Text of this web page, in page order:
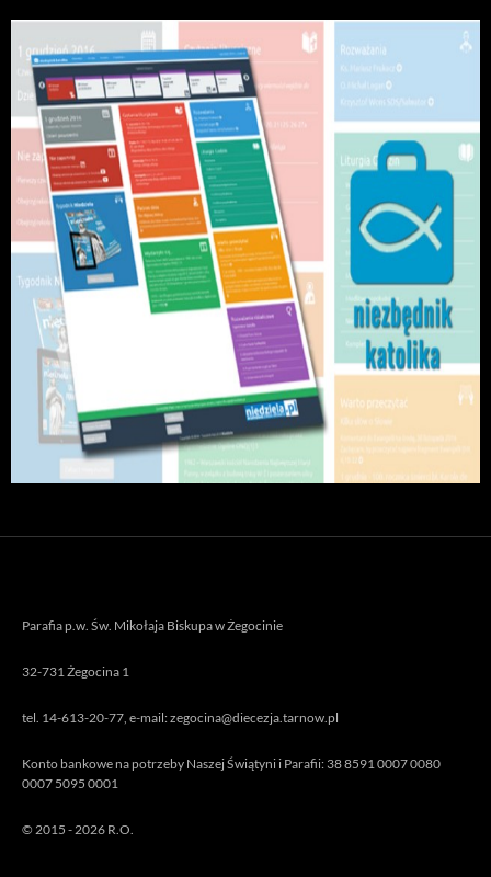
Parafia p.w. Św. Mikołaja Biskupa w Żegocinie
32-731 Żegocina 1
tel. 14-613-20-77, e-mail: zegocina@diecezja.tarnow.pl
Konto bankowe na potrzeby Naszej Świątyni i Parafii: 38 8591 0007 0080
0007 5095 0001
© 2015 - 2026 R.O.